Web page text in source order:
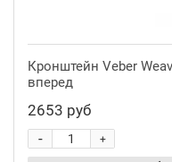
Кронштейн Veber
вперед
2653 руб
+
-